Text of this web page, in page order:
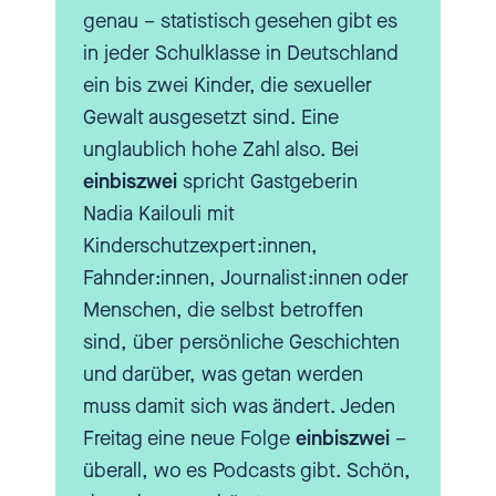
Trigger Warnung: In dieser Folge
gibt es explizite Schilderungen
sexueller Gewalt. Wenn es dir
damit nicht gut geht, dann hört
diese Folge besser nicht.
[00:02:09.160] - Nadia
Kailouli
Dann sage ich herzlich
willkommen, Heike und Philipp,
bei einbiszwei. Schön, dass ihr
da seid.
genau – statistisch gesehen gibt es
in jeder Schulklasse in Deutschland
ein bis zwei Kinder, die sexueller
Gewalt ausgesetzt sind. Eine
unglaublich hohe Zahl also. Bei
einbiszwei spricht Gastgeberin
Nadia Kailouli mit
Kinderschutzexpert:innen,
Fahnder:innen, Journalist:innen oder
Menschen, die selbst betroffen
sind, über persönliche Geschichten
und darüber, was getan werden
muss damit sich was ändert. Jeden
Freitag eine neue Folge einbiszwei –
überall, wo es Podcasts gibt. Schön,